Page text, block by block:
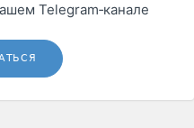
Telegram‑канале